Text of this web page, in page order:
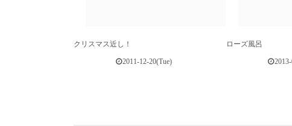
クリスマス近し！
2011-12-20(Tue)
ローズ風呂